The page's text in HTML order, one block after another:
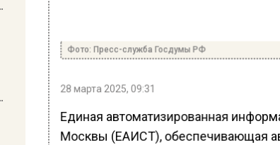
Фото: Пресс-служба Госдумы РФ
28 марта 2025, 09:31
Единая автоматизированная
Москвы (ЕАИСТ), обеспечивающая